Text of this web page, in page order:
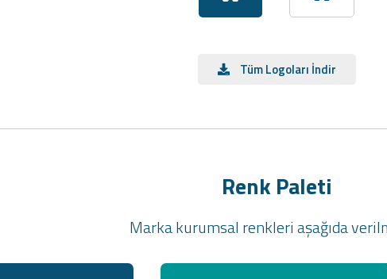
Tüm Logoları İndir
Renk Paleti
Marka kurumsal renkleri aşağıda